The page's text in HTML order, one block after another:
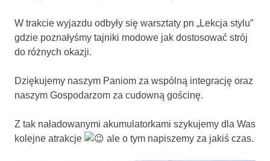
W trakcie wyjazdu odbyły się warsztaty pn „Lekcja stylu”
gdzie poznałyśmy tajniki modowe jak dostosować strój
do różnych okazji.
Dziękujemy naszym Paniom za wspólną integrację oraz
naszym Gospodarzom za cudowną gościnę.
Z tak naładowanymi akumulatorkami szykujemy dla Was
kolejne atrakcje
ale o tym napiszemy za jakiś czas.